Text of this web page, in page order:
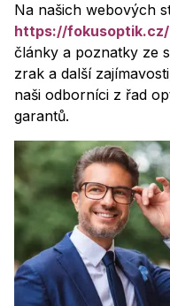
Na našich webových
https://
články a poznatky ze
zrak a další
naši odborníci z řad
garantů.